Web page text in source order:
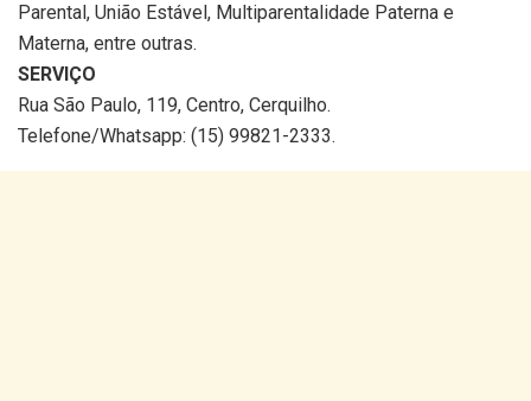
Parental, União Estável, Multiparentalidade Paterna e
Materna, entre outras.
SERVIÇO
Rua São Paulo, 119, Centro, Cerquilho.
Telefone/Whatsapp: (15) 99821-2333.